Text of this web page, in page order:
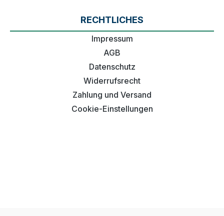
RECHTLICHES
Impressum
AGB
Datenschutz
Widerrufsrecht
Zahlung und Versand
Cookie-Einstellungen